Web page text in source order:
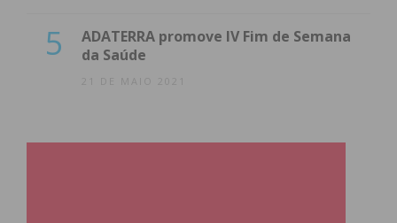
5
ADATERRA promove IV Fim de Semana
da Saúde
21 DE MAIO 2021